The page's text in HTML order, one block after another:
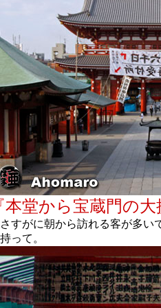
本堂から宝蔵門の大
がに朝から訪れる客が多い
って。